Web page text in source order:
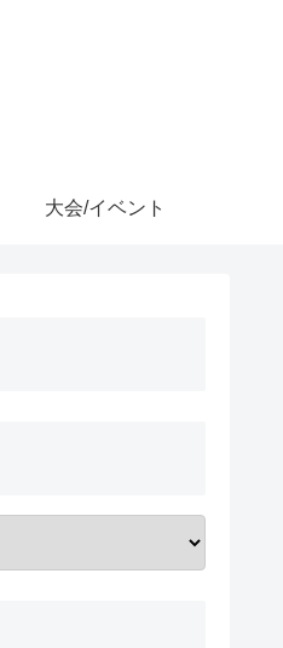
大会/イベント